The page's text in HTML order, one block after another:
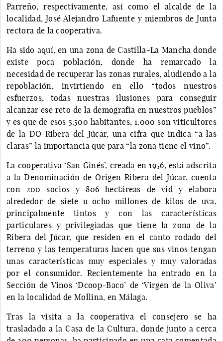
Parreño, respectivamente, así como el alcalde de la
localidad, José Alejandro Lafuente y miembros de Junta
rectora de la cooperativa.
Ha sido aquí, en una zona de Castilla-La Mancha donde
existe poca población, donde ha remarcado la
necesidad de recuperar las zonas rurales, aludiendo a la
repoblación, invirtiendo en ello “todos nuestros
esfuerzos, todas nuestras ilusiones para conseguir
alcanzar ese reto de la demografía en nuestros pueblos”
y es que de esos 5.500 habitantes, 1.000 son viticultores
de la DO Ribera del Júcar, una cifra que indica “a las
claras” la importancia que para “la zona tiene el vino”.
La cooperativa ‘San Ginés’, creada en 1956, está adscrita
a la Denominación de Origen Ribera del Júcar, cuenta
con 200 socios y 806 hectáreas de vid y elabora
alrededor de siete u ocho millones de kilos de uva,
principalmente tintos y con las características
particulares y privilegiadas que tiene la zona de la
Ribera del Júcar, que residen en el canto rodado del
terreno y las temperaturas hacen que sus vinos tengan
unas características muy especiales y muy valoradas
por el consumidor. Recientemente ha entrado en la
Sección de Vinos ‘Dcoop-Baco’ de ‘Virgen de la Oliva’
en la localidad de Mollina, en Málaga.
Tras la visita a la cooperativa el consejero se ha
trasladado a la Casa de la Cultura, donde junto a cerca